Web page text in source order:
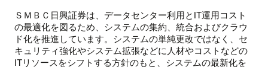
ＳＭＢＣ日興証券は、データセンター利用とIT運用コスト
の最適化を図るため、システムの集約、統合およびクラウ
ド化を推進しています。システムの単純更改ではなく、セ
キュリティ強化やシステム拡張などに人材やコストなどの
ITリソースをシフトする方針のもと、システムの最新化を